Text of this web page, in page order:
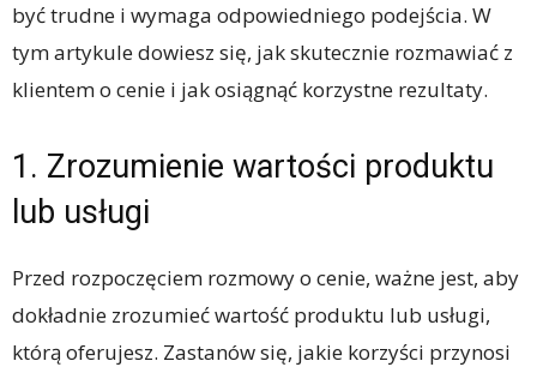
być trudne i wymaga odpowiedniego podejścia. W
tym artykule dowiesz się, jak skutecznie rozmawiać z
klientem o cenie i jak osiągnąć korzystne rezultaty.
1. Zrozumienie wartości produktu
lub usługi
Przed rozpoczęciem rozmowy o cenie, ważne jest, aby
dokładnie zrozumieć wartość produktu lub usługi,
którą oferujesz. Zastanów się, jakie korzyści przynosi